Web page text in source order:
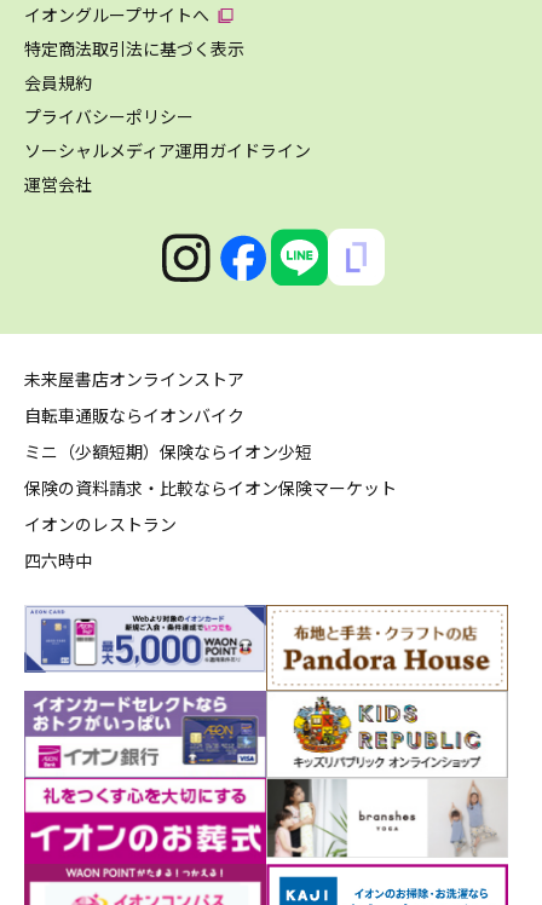
イオングループサイトへ
特定商法取引法に基づく表示
会員規約
プライバシーポリシー
ソーシャルメディア運用ガイドライン
運営会社
未来屋書店オンラインストア
自転車通販ならイオンバイク
ミニ（少額短期）保険ならイオン少短
保険の資料請求・比較ならイオン保険マーケット
イオンのレストラン
四六時中